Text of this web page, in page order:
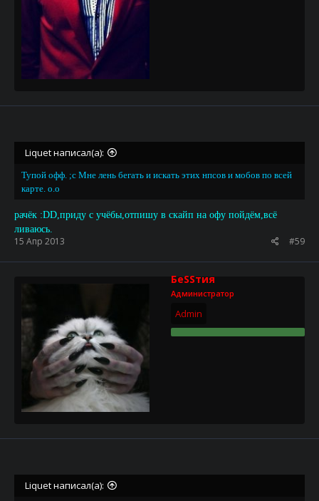
Liquet написал(а):
Тупой офф. ;c Мне лень бегать и искать этих нпсов и мобов по всей
карте. о.о
рачёк :DD,приду с учёбы,отпишу в скайп на офу пойдём,всё
ливаюсь.
15 Апр 2013 #59
БеSSтия
Администратор
Admin
Liquet написал(а):